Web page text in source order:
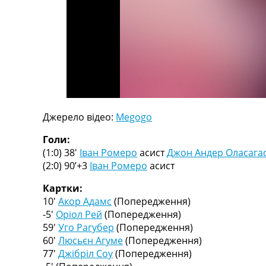
Відео
Футбольні трансфери
Останні коментарі
Конкурс прогнозів
Рейтінги
Правила
Колективний прогноз
Турніри
Чемпіонат Світу
Україна. Прем’єр-Ліга
Джерело відео: Megogo
Голи:
(1:0) 38′ Іван Ромеро асистДжон Андер
(2:0) 90’+3 Іван Ромеро асист
Картки:
10′ Акор Адамс (Попередження)
-5′ Оріол Рей (Попередження)
59′ Уго Рагубер (Попередження)
60′ Люсьєн Агуме(Попередження)
77′ Джібріл Соу(Попередження)